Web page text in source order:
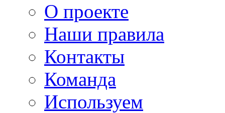
О проекте
Наши правила
Контакты
Команда
Используем